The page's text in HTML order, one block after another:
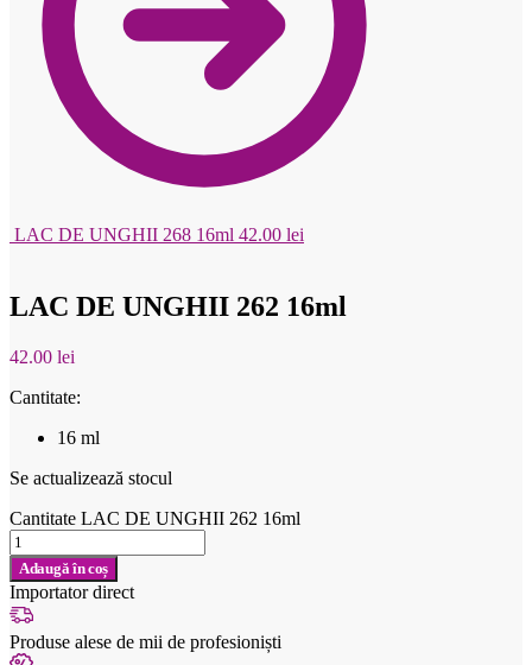
LAC DE UNGHII 268 16ml 42.00 lei
LAC DE UNGHII 262 16ml
42.00 lei
Cantitate:
16 ml
Se actualizează stocul
Cantitate LAC DE UNGHII 262 16ml
Adaugă în coș
Importator direct
Produse alese de mii de profesioniști